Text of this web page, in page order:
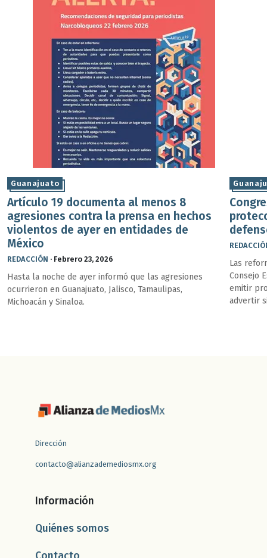
Guanajuato
Artículo 19 documenta al menos 8
agresiones contra la prensa en hechos
violentos de ayer en entidades de
México
REDACCIÓN · Febrero 23, 2026
Hasta la noche de ayer informó que las agresiones
ocurrieron en Guanajuato, Jalisco, Tamaulipas,
Michoacán y Sinaloa.
Las
Consejo
emitir
advertir
Dirección
contacto@alianzademediosmx.org
Información
Quiénes somos